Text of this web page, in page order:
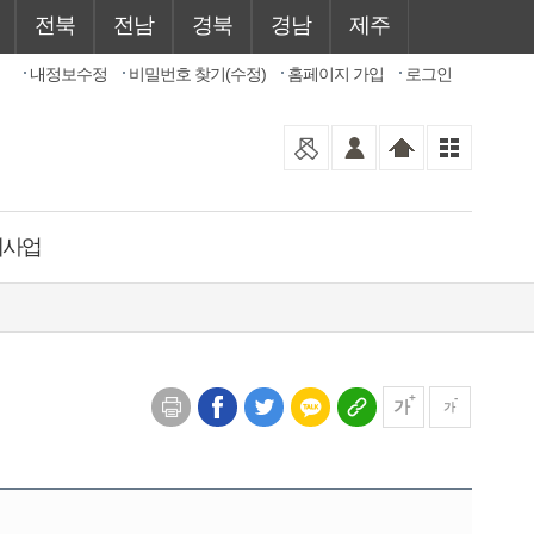
전북 전남 경북 경남 제주
로그인
홈페이지 가입
비밀번호 찾기(수정)
내정보수정
업
가 가